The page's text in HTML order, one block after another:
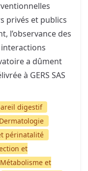
privés et publics
l’observance des
a dûment
à GERS SAS
digestif
Dermatologie
périnatalité
et
Métabolisme et